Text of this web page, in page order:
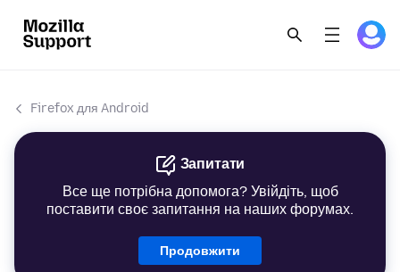
Firefox для Android
Запитати
Все ще потрібна допомога? Увійдіть, щоб
поставити своє запитання на наших форумах.
Продовжити